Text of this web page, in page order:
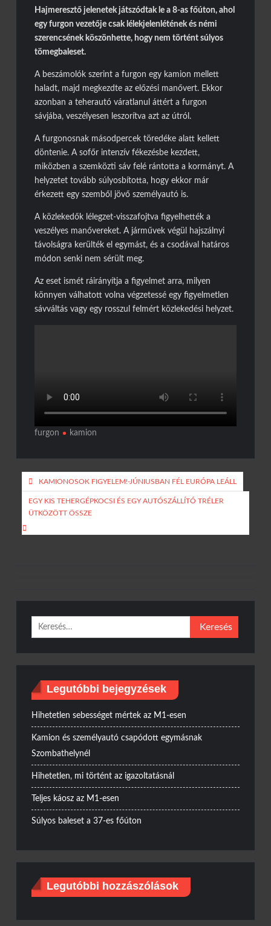
Piros jelzésen hajtott a sínekre – vonattal ütközött egy
kisteherautó
Burkolatjelfestési munkák kezdődnek
Toto ismét lecsapott az M1-esen
Döbbenetes manőver az M3-ason
Hajmeresztő jelenetek játszódtak le a 8-as főúton, ahol
egy furgon vezetője csak lélekjelenlétének és némi
szerencsének köszönhette, hogy nem történt súlyos
tömegbaleset.
A beszámolók szerint a furgon egy kamion mellett
haladt, majd megkezdte az előzési manővert. Ekkor
azonban a teherautó váratlanul áttért a furgon
sávjába, veszélyesen leszorítva azt az útról.
A furgonosnak másodpercek töredéke alatt kellett
döntenie. A sofőr intenzív fékezésbe kezdett,
miközben a szemközti sáv felé rántotta a kormányt. A
helyzetet tovább súlyosbította, hogy ekkor már
érkezett egy szemből jövő személyautó is.
A közlekedők lélegzet-visszafojtva figyelhették a
veszélyes manővereket. A járművek végül hajszálnyi
távolságra kerülték el egymást, és a csodával határos
módon senki nem sérült meg.
Az eset ismét ráirányítja a figyelmet arra, milyen
könnyen válhatott volna végzetessé egy figyelmetlen
sávváltás vagy egy rosszul felmért közlekedési helyzet.
furgon kamion
Bejegyzés
navigáció
KAMIONOSOK FIGYELEM!-JÚNIUSBAN FÉL EURÓPA LEÁLL
EGY KIS TEHERGÉPKOCSI ÉS EGY AUTÓSZÁLLÍTÓ TRÉLER
ÜTKÖZÖTT ÖSSZE
Keresés:
Legutóbbi bejegyzések
Hihetetlen sebességet mértek az M1-esen
Kamion és személyautó csapódott egymásnak
Szombathelynél
Hihetetlen, mi történt az igazoltatásnál
Teljes káosz az M1-esen
Súlyos baleset a 37-es főúton
Legutóbbi hozzászólások